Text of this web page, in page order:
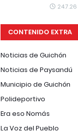
24.7.26
CONTENIDO EXTRA
Noticias de Guichón
Noticias de Paysandú
Municipio de Guichón
Polideportivo
Era eso Nomás
La Voz del Pueblo